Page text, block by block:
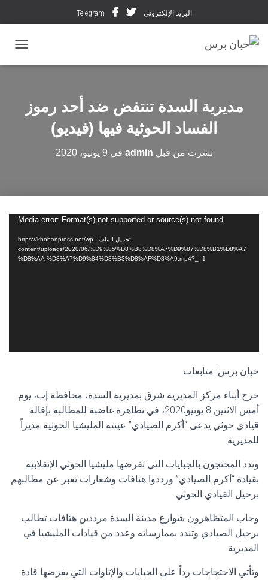
البريد الإلكتروني Telegram
مديرية السدة تنتفض ضد أحد رموز
الفساد الحوثية فيها (فيديو)
نشرت من قبل admin في 9 يونيو، 2020
Media error: Format(s) not supported or source(s) not found
تحميل الملف: https://khobanpress.net/wp-
content/uploads/2020/06/%D9%85%D8%B8%D8%A7%D9%87%D8%B1%D8%A7
%D8%AA-%D8%A7%D9%84%D8%B3%D8%AF%D8%A9.mp4?_=1
خبان برس| متابعات
خرج أبناء مركز المديرية شرق بمديرية السدة، محافظة إب، يوم
أمس الاثنين 8 يونيو2020، في تظاهرة غاضبة للمطالبة بإقالة
قيادي حوثي يدعى “أكرم الصيادي” عينته المليشيا الحوثية مديراً
للمديرية.
وندد المحتجون بالجبايات التي تفرضها مليشيا الحوثي الإنقلابية
بقيادة “أكرم الصيادي” ورددوا هتافات وشعارات تعبر عن مطالبهم
برحيل القيادي الحوثي.
وجاب المتظاهرون شوارع مدينة السدة مرددين هتافات تطالب
برحيل الصيادي وتندد بممارساته وعدد من قيادات المليشيا في
المديرية.
وتأتي الاحتجاجات رداً على الجبايات والإتاوات التي يفرضها قادة